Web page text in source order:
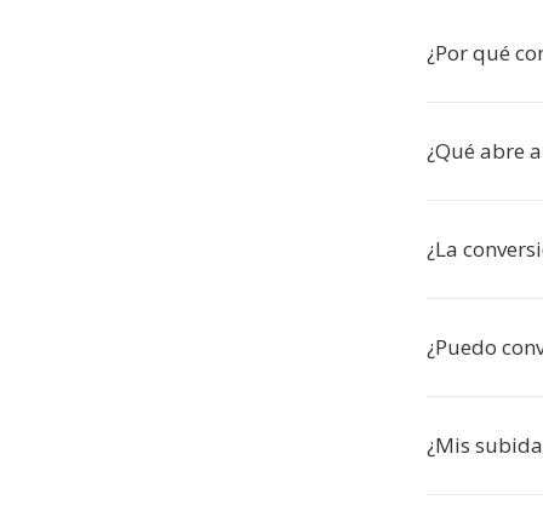
¿Por qué
¿Qué abre
¿La
¿Puedo
¿Mis